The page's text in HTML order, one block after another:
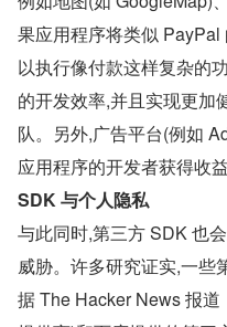
果应用程序将类似
以执行像付款这样复杂的
的开发效率,并且实现更加
队。另外,广告平台(例如
应用程序的开发者获得收益
SDK 与个人隐私
与此同时,第三方 SDK 也
威胁。许多研究证实,一些
据 The Hacker News 报